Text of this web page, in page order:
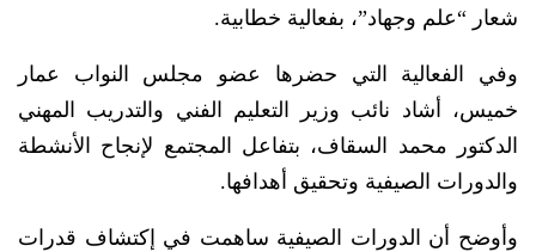
شعار “علم وجهاد”، بفعالية خطابية.
وفي الفعالية التي حضرها عضو مجلس النواب عمار
خميس، أشاد نائب وزير التعليم الفني والتدريب المهني
الدكتور محمد السقاف، بتفاعل المجتمع لإنجاح الأنشطة
والدورات الصيفية وتحقيق أهدافها.
وأوضح أن الدورات الصيفية ساهمت في إكتشاف قدرات